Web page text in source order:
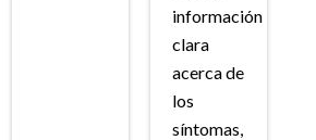
información
clara
acerca de
los
síntomas,